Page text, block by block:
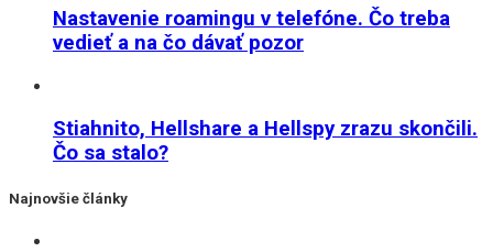
Nastavenie roamingu v telefóne. Čo treba
vedieť a na čo dávať pozor
Stiahnito, Hellshare a Hellspy zrazu skončili.
Čo sa stalo?
Najnovšie články